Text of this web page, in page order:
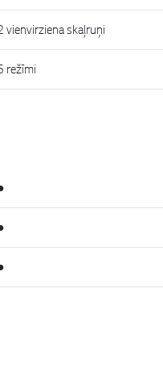
vienvirziena skaļruņi
režīmi